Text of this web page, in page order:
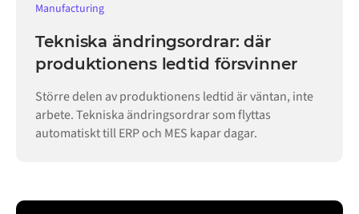
Manufacturing
Tekniska ändringsordrar: där
produktionens ledtid försvinner
Större delen av produktionens ledtid är väntan, inte
arbete. Tekniska ändringsordrar som flyttas
automatiskt till ERP och MES kapar dagar.